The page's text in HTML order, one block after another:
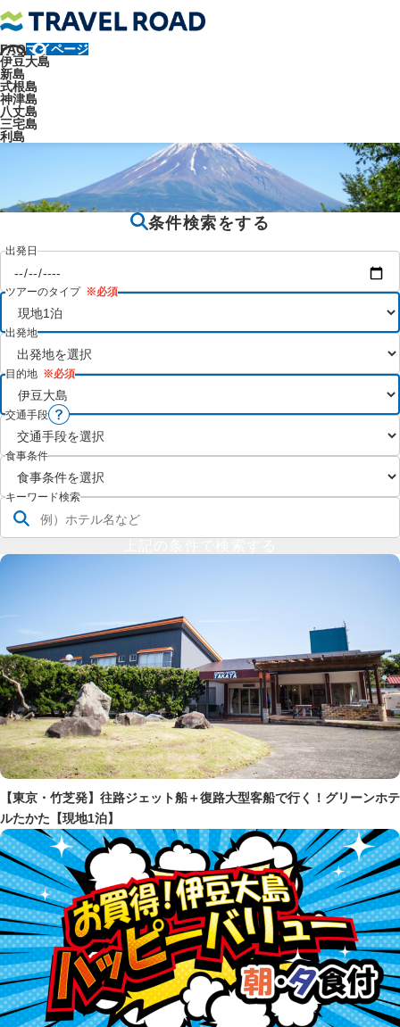
FAQマイページ
伊豆大島
新島
式根島
神津島
八丈島
三宅島
利島
トラベルロード
現地1泊
条件検索をする
出発日
ツアーのタイプ
出発地
目的地
交通手段
食事条件
キーワード検索
【東京・竹芝発】往路ジェット船＋復路大型客船で行く！グリーンホテ
ルたかた【現地1泊】